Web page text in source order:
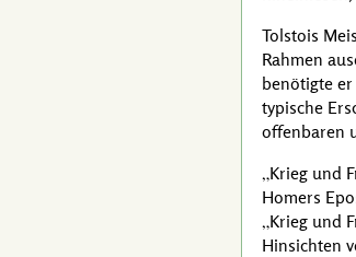
Tolstois
Rahmen
benötigte
typische
offenbaren
Krieg und
Homers
Krieg und
Hinsichten